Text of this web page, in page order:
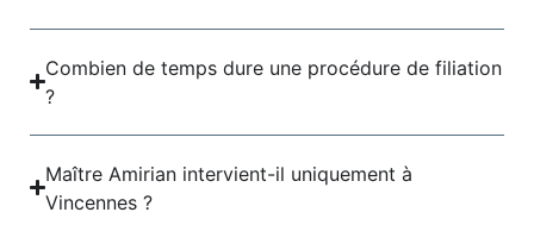
Combien de temps dure une procédure de filiation
?
Maître Amirian intervient-il uniquement à
Vincennes ?